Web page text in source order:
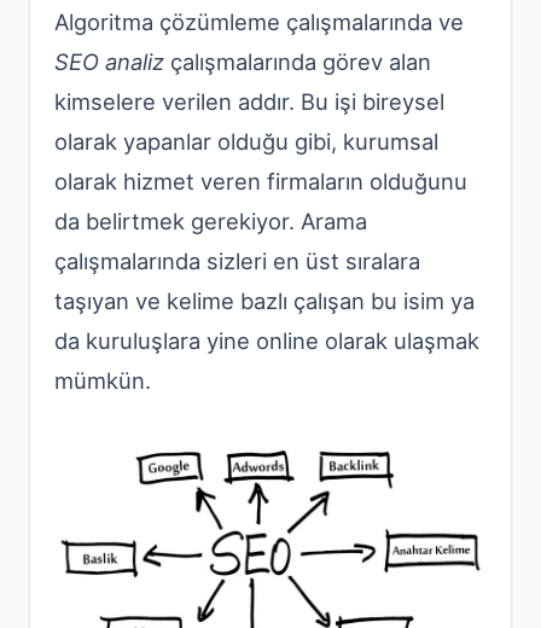
Algoritma çözümleme çalışmalarında ve
SEO analiz çalışmalarında görev alan
kimselere verilen addır. Bu işi bireysel
olarak yapanlar olduğu gibi, kurumsal
olarak hizmet veren firmaların olduğunu
da belirtmek gerekiyor. Arama
çalışmalarında sizleri en üst sıralara
taşıyan ve kelime bazlı çalışan bu isim ya
da kuruluşlara yine online olarak ulaşmak
mümkün.